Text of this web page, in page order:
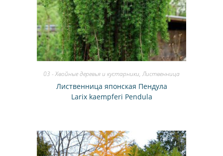
03 - Хвойные деревья и кустарники,Лиственница
Лиственница японская Пендула
Larix kaempferi Pendula